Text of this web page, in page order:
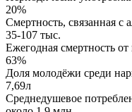
20%
Смертность, связанная с
35-107 тыс.
Ежегодная смертность от
63%
Доля молодёжи среди
7,69л
Среднедушевое